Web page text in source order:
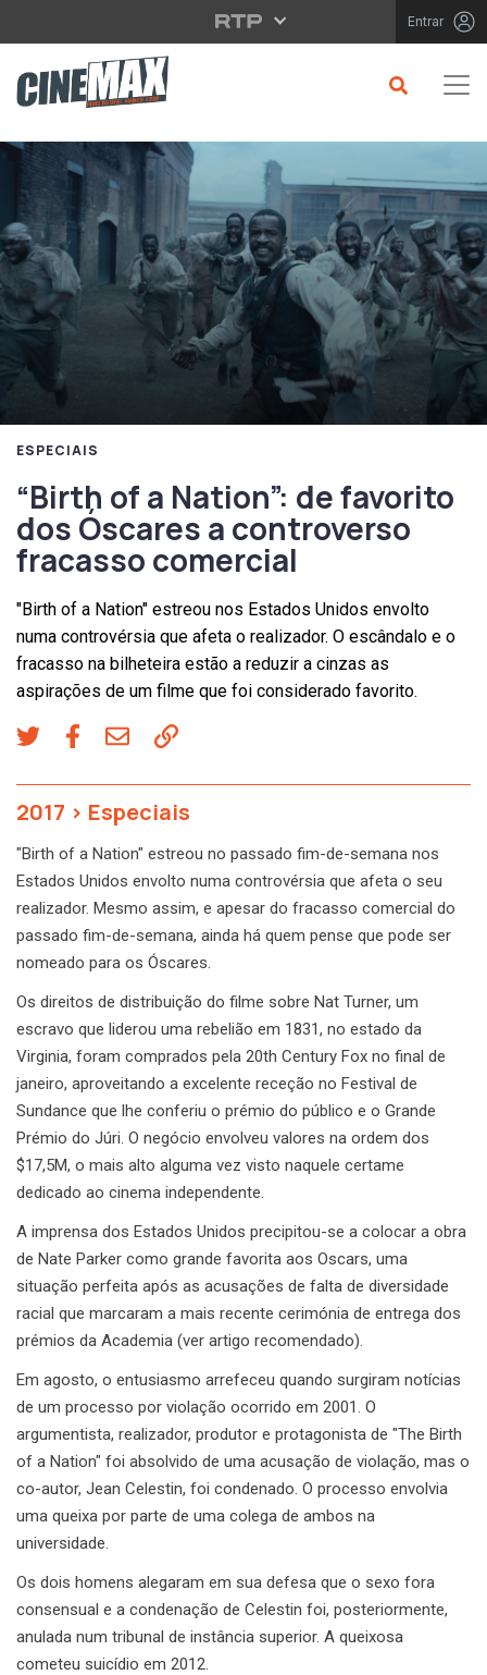
Saltar para o conteúdo principal Entrar
ESPECIAIS
“Birth of a Nation”: de favorito
dos Óscares a controverso
fracasso comercial
"Birth of a Nation" estreou nos Estados Unidos envolto
numa controvérsia que afeta o realizador. O escândalo e o
fracasso na bilheteira estão a reduzir a cinzas as
aspirações de um filme que foi considerado favorito.
2017 > Especiais
"Birth of a Nation" estreou no passado fim-de-semana nos
Estados Unidos envolto numa controvérsia que afeta o seu
realizador. Mesmo assim, e apesar do fracasso comercial do
passado fim-de-semana, ainda há quem pense que pode ser
nomeado para os Óscares.
Os direitos de distribuição do filme sobre Nat Turner, um
escravo que liderou uma rebelião em 1831, no estado da
Virginia, foram comprados pela 20th Century Fox no final de
janeiro, aproveitando a excelente receção no Festival de
Sundance que lhe conferiu o prémio do público e o Grande
Prémio do Júri. O negócio envolveu valores na ordem dos
$17,5M, o mais alto alguma vez visto naquele certame
dedicado ao cinema independente.
A imprensa dos Estados Unidos precipitou-se a colocar a obra
de Nate Parker como grande favorita aos Oscars, uma
situação perfeita após as acusações de falta de diversidade
racial que marcaram a mais recente cerimónia de entrega dos
prémios da Academia (ver artigo recomendado).
Em agosto, o entusiasmo arrefeceu quando surgiram notícias
de um processo por violação ocorrido em 2001. O
argumentista, realizador, produtor e protagonista de "The Birth
of a Nation" foi absolvido de uma acusação de violação, mas o
co-autor, Jean Celestin, foi condenado. O processo envolvia
uma queixa por parte de uma colega de ambos na
universidade.
Os dois homens alegaram em sua defesa que o sexo fora
consensual e a condenação de Celestin foi, posteriormente,
anulada num tribunal de instância superior. A queixosa
cometeu suicídio em 2012.